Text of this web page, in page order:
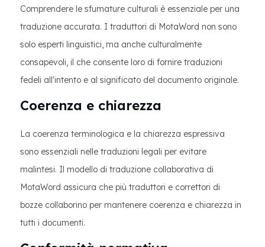
Comprendere le sfumature culturali è essenziale per una
traduzione accurata. I traduttori di MotaWord non sono
solo esperti linguistici, ma anche culturalmente
consapevoli, il che consente loro di fornire traduzioni
fedeli all'intento e al significato del documento originale.
Coerenza e chiarezza
La coerenza terminologica e la chiarezza espressiva
sono essenziali nelle traduzioni legali per evitare
malintesi. Il modello di traduzione collaborativa di
MotaWord assicura che più traduttori e correttori di
bozze collaborino per mantenere coerenza e chiarezza in
tutti i documenti.